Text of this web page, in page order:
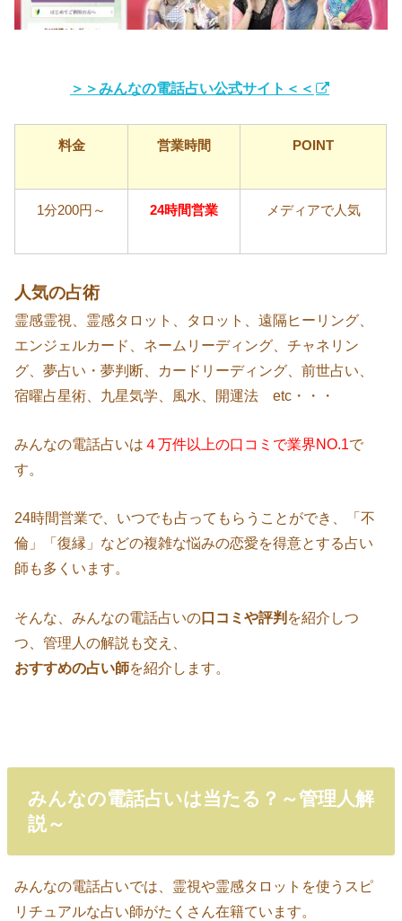
＞＞みんなの電話占い公式サイト＜＜
料金 営業時間 POINT
1分200円～ 24時間営業 メディアで人気
人気の占術
霊感霊視、霊感タロット、タロット、遠隔ヒーリング、
エンジェルカード、ネームリーディング、チャネリン
グ、夢占い・夢判断、カードリーディング、前世占い、
宿曜占星術、九星気学、風水、開運法 etc・・・
みんなの電話占いは ４万件以上の口コミで業界NO.1で
す。
24時間営業で、いつでも占ってもらうことができ、「不
倫」「復縁」などの複雑な悩みの恋愛を得意とする占い
師も多くいます。
そんな、みんなの電話占いの口コミや評判 を紹介しつ
つ、管理人の解説も交え、
おすすめの占い師を紹介します。
みんなの電話占いは当たる？～管理人解
説～
みんなの電話占いでは、霊視や霊感タロットを使うスピ
リチュアルな占い師がたくさん在籍ています。